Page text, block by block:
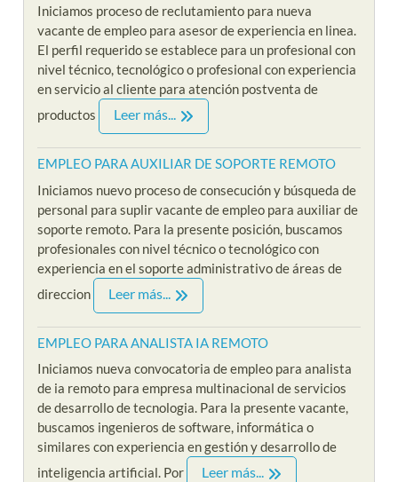
Iniciamos proceso de reclutamiento para nueva
vacante de empleo para asesor de experiencia en linea.
El perfil requerido se establece para un profesional con
nivel técnico, tecnológico o profesional con experiencia
en servicio al cliente para atención postventa de
productos
Leer más...
EMPLEO PARA AUXILIAR DE SOPORTE REMOTO
Iniciamos nuevo proceso de consecución y búsqueda de
personal para suplir vacante de empleo para auxiliar de
soporte remoto. Para la presente posición, buscamos
profesionales con nivel técnico o tecnológico con
experiencia en el soporte administrativo de áreas de
direccion
Leer más...
EMPLEO PARA ANALISTA IA REMOTO
Iniciamos nueva convocatoria de empleo para analista
de ia remoto para empresa multinacional de servicios
de desarrollo de tecnologia. Para la presente vacante,
buscamos ingenieros de software, informática o
similares con experiencia en gestión y desarrollo de
inteligencia artificial. Por
Leer más...